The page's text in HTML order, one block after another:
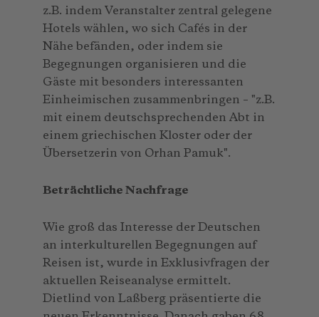
z.B. indem Veranstalter zentral gelegene
Hotels wählen, wo sich Cafés in der
Nähe befänden, oder indem sie
Begegnungen organisieren und die
Gäste mit besonders interessanten
Einheimischen zusammenbringen – "z.B.
mit einem deutschsprechenden Abt in
einem griechischen Kloster oder der
Übersetzerin von Orhan Pamuk".
Beträchtliche Nachfrage
Wie groß das Interesse der Deutschen
an interkulturellen Begegnungen auf
Reisen ist, wurde in Exklusivfragen der
aktuellen Reiseanalyse ermittelt.
Dietlind von Laßberg präsentierte die